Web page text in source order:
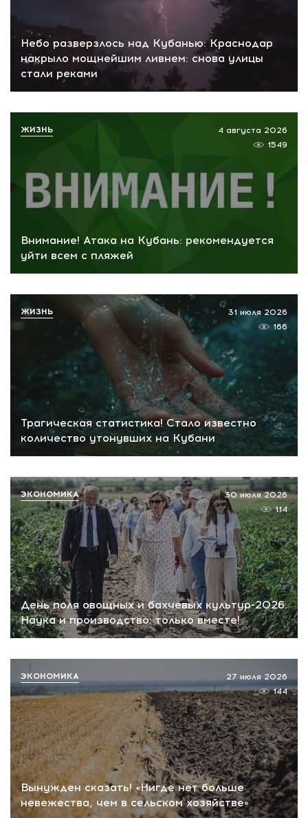
Небо разверзлось над Кубанью: Краснодар
накрыло мощнейшим ливнем: снова улицы
стали реками
Внимание! Атака на Кубань: рекомендуется
уйти всем с пляжей
4 августа 2026
1549
ЖИЗНЬ
Трагическая статистика! Стало известно
количество утонувших на Кубани
31 июля 2026
166
ЖИЗНЬ
День поля овощных и бахчевых культур-2026.
Наука и производство: только вместе!
30 июля 2026
114
ЭКОНОМИКА
Вынужден сказать! «Нигде нет больше
невежества, чем в сельском хозяйстве»
27 июля 2026
144
ЭКОНОМИКА